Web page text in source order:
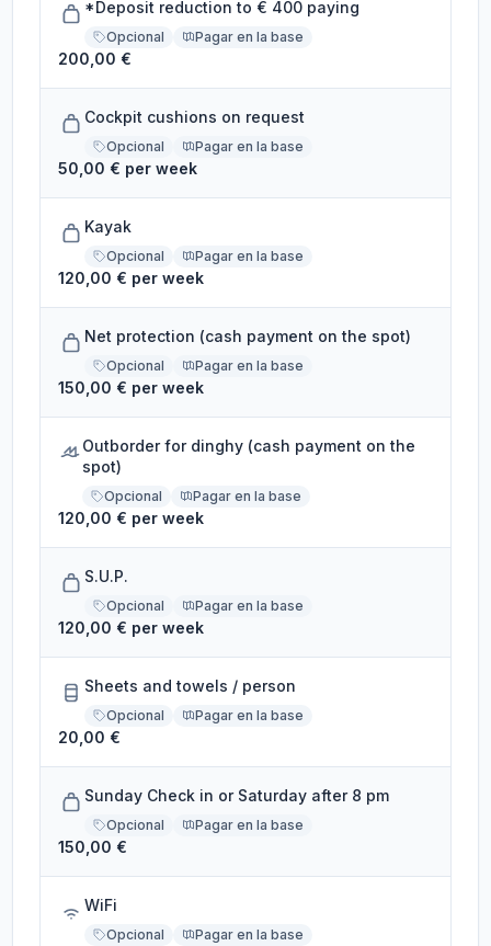
*Deposit reduction to € 400 paying
Opcional Pagar en la base
200,00 €
Cockpit cushions on request
Opcional Pagar en la base
50,00 € per week
Kayak
Opcional Pagar en la base
120,00 € per week
Net protection (cash payment on the spot)
Opcional Pagar en la base
150,00 € per week
Outborder for dinghy (cash payment on the
spot)
Opcional Pagar en la base
120,00 € per week
S.U.P.
Opcional Pagar en la base
120,00 € per week
Sheets and towels / person
Opcional Pagar en la base
20,00 €
Sunday Check in or Saturday after 8 pm
Opcional Pagar en la base
150,00 €
WiFi
Opcional Pagar en la base